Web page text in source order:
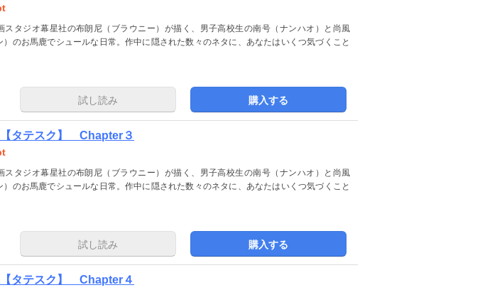
スタジオ幕星社の布朗尼（ブラウニー）が描く、男子高校生の南号（ナンハオ）と尚風
）のお馬鹿でシュールな日常。作中に隠された数々のネタに、あなたはいくつ気づくこと
試し読み 購入する
タテスク】 Chapter３
スタジオ幕星社の布朗尼（ブラウニー）が描く、男子高校生の南号（ナンハオ）と尚風
）のお馬鹿でシュールな日常。作中に隠された数々のネタに、あなたはいくつ気づくこと
試し読み 購入する
タテスク】 Chapter４